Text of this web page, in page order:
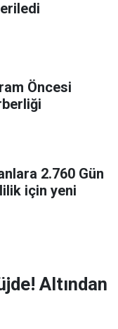
Öncesi
2.760 Gün
için yeni
Altından